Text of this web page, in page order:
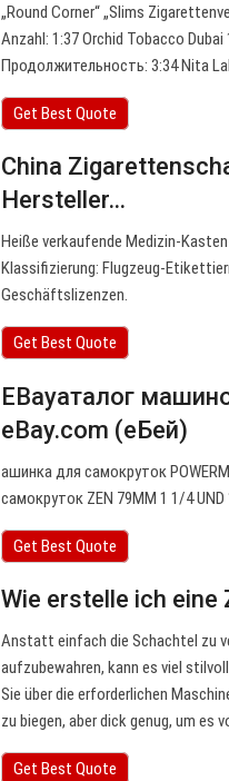
„Round Corner“ „Slims
Anzahl: 1:37 Orchid Tobacco
Продолжительность: 3:34 Nita
Get Best Quote
China
Hersteller…
Heiße verkaufende Medizin-
Klassifizierung: Flugzeug-
Geschäftslizenzen.
Get Best Quote
EBayаталог
eBay.com (еБей)
ашинка для самокруток
самокруток ZEN 79MM 1 1/4 UND
Get Best Quote
Wie erstelle ich
Anstatt einfach die Schachtel zu
aufzubewahren, kann es viel
Sie über die erforderlichen
zu biegen, aber dick genug, um es
Get Best Quote